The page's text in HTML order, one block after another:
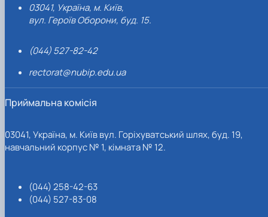
03041, Україна, м. Київ,
вул. Героїв Оборони, буд. 15.
(044) 527-82-42
rectorat@nubip.edu.ua
Приймальна комісія
03041, Україна, м. Київ вул. Горіхуватський шлях, буд. 19,
навчальний корпус № 1, кімната № 12.
(044) 258-42-63
(044) 527-83-08